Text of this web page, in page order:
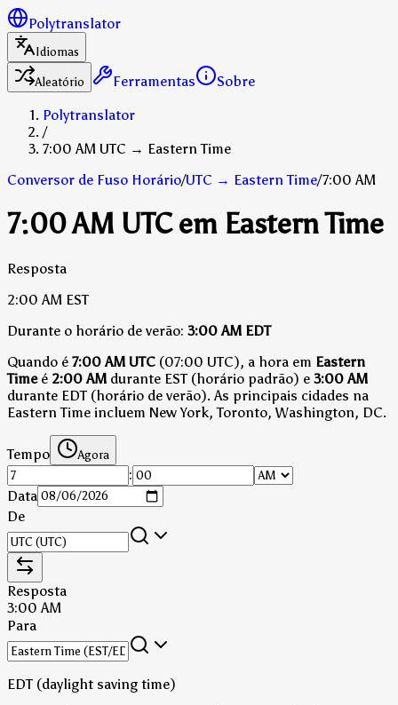
Polytranslator
Idiomas
Aleatório
Ferramentas
Sobre
Polytranslator
/
7:00 AM UTC → Eastern Time
Conversor de Fuso Horário/UTC → Eastern Time/7:00 AM
7:00 AM UTC em Eastern Time
Resposta
2:00 AM EST
Durante o horário de verão: 3:00 AM EDT
Quando é 7:00 AM UTC (07:00 UTC), a hora em Eastern
Timeé 2:00 AM durante EST (horário padrão) e 3:00 AM
durante EDT (horário de verão). As principais cidades na
Eastern Time incluem New York, Toronto, Washington, DC.
Tempo Agora
:
Data
De
Resposta
3:00 AM
Para
EDT (daylight saving time)